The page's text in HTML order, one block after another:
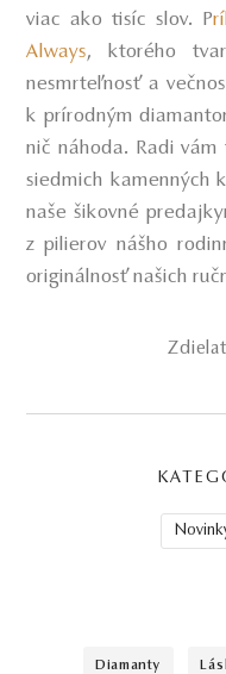
viac ako tisíc slov. P
Always, ktorého
nesmrteľnosť a
k prírodným
nič náhoda. Radi
siedmich kamenných
naše šikovné
z pilierov nášho
originálnosť našich
diamanty